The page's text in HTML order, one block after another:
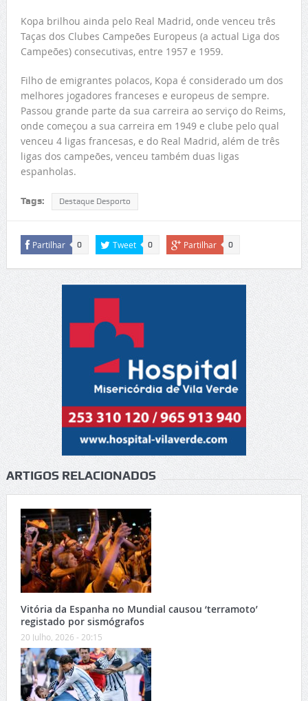
Kopa brilhou ainda pelo Real Madrid, onde venceu três
Taças dos Clubes Campeões Europeus (a actual Liga dos
Campeões) consecutivas, entre 1957 e 1959.
Filho de emigrantes polacos, Kopa é considerado um dos
melhores jogadores franceses e europeus de sempre.
Passou grande parte da sua carreira ao serviço do Reims,
onde começou a sua carreira em 1949 e clube pelo qual
venceu 4 ligas francesas, e do Real Madrid, além de três
ligas dos campeões, venceu também duas ligas
espanholas.
Tags: Destaque Desporto
Partilhar 0 Tweet 0 Partilhar 0
ARTIGOS RELACIONADOS
Vitória da Espanha no Mundial causou ‘terramoto’
registado por sismógrafos
20 Julho, 2026 - 20:15